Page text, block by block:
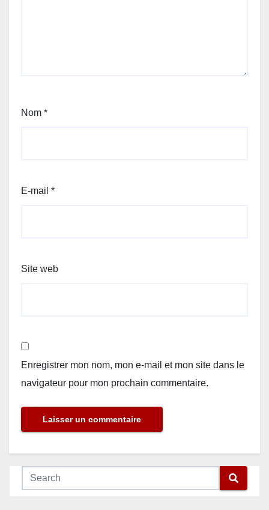
Nom *
E-mail *
Site web
Enregistrer mon nom, mon e-mail et mon site dans le
navigateur pour mon prochain commentaire.